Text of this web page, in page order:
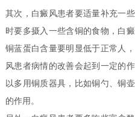
其次，白癜风患者要适量补充一
时要多摄入一些含铜的食物，白
铜蓝蛋白含量要明显低于正常人
风患者病情的改善会起到一定的
以多用铜质器具，比如铜勺、铜
的作用。